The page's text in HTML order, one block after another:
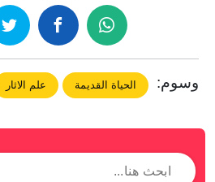
وسوم: الحياة القديمة علم الاثار